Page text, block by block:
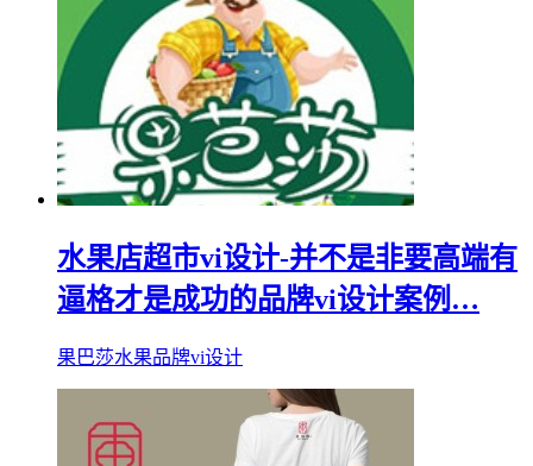
水果店超市vi设计-并不是非要高端有
逼格才是成功的品牌vi设计案例…
果巴莎水果品牌vi设计